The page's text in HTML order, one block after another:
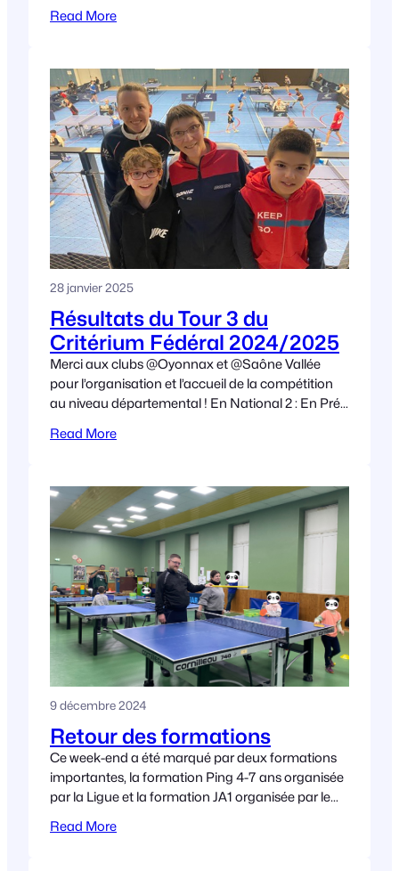
Read More
28 janvier 2025
Résultats du Tour 3 du
Critérium Fédéral 2024/2025
Merci aux clubs @Oyonnax et @Saône Vallée
pour l’organisation et l’accueil de la compétition
au niveau départemental ! En National 2 : En Pré-
Read More
9 décembre 2024
Retour des formations
Ce week-end a été marqué par deux formations
importantes, la formation Ping 4-7 ans organisée
par la Ligue et la formation JA1 organisée par le
Read More